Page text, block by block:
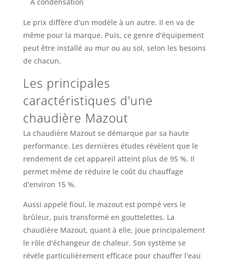
Le prix diffère d'un modèle à un autre. Il en va de
même pour la marque. Puis, ce genre d'équipement
peut être installé au mur ou au sol, selon les besoins
de chacun.
Les principales
caractéristiques d'une
chaudière Mazout
La chaudière Mazout se démarque par sa haute
performance. Les dernières études révèlent que le
rendement de cet appareil atteint plus de 95 %. Il
permet même de réduire le coût du chauffage
d'environ 15 %.
Aussi appelé fioul, le mazout est pompé vers le
brûleur, puis transformé en gouttelettes. La
chaudière Mazout, quant à elle, joue principalement
le rôle d'échangeur de chaleur. Son système se
révèle particulièrement efficace pour chauffer l'eau